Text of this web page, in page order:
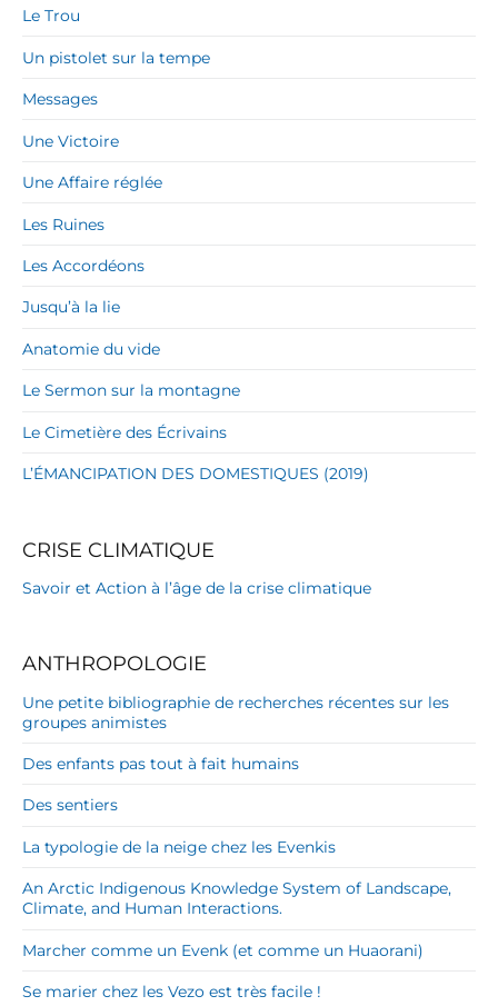
Le Trou
Un pistolet sur la tempe
Messages
Une Victoire
Une Affaire réglée
Les Ruines
Les Accordéons
Jusqu’à la lie
Anatomie du vide
Le Sermon sur la montagne
Le Cimetière des Écrivains
L’ÉMANCIPATION DES DOMESTIQUES (2019)
CRISE CLIMATIQUE
Savoir et Action à l’âge de la crise climatique
ANTHROPOLOGIE
Une petite bibliographie de recherches récentes sur les
groupes animistes
Des enfants pas tout à fait humains
Des sentiers
La typologie de la neige chez les Evenkis
An Arctic Indigenous Knowledge System of Landscape,
Climate, and Human Interactions.
Marcher comme un Evenk (et comme un Huaorani)
Se marier chez les Vezo est très facile !